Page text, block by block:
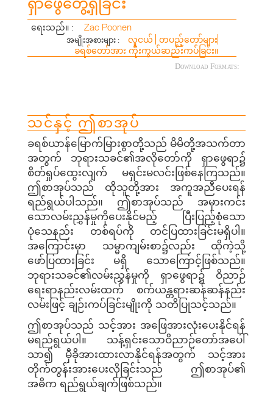
ရှာဖွေတွေ့ရှိခြင်း
ရေးသည်။ : Zac Poonen
အမျိုးအစားများ : လူငယ်
တပည့်တော်များ
ခရစ်တော်အား ကိုးကွယ်ဆည်းကပ်ခြင်း။
Download Formats:
သင်နှင့် ဤစာအုပ်
ခရစ်ယာန်မြောက်မြားစွာတို့သည် မိမိတို့အသက်တာ
အတွက် ဘုရားသခင်၏အလိုတော်ကို ရှာဖွေရာ၌
စိတ်ရှုပ်ထွေးလျက် မရှင်းမလင်းဖြစ်နေကြသည်။
ဤစာအုပ်သည် ထိုသူတို့အား အကူအညီပေးရန်
ရည်ရွယ်ပါသည်။ ဤစာအုပ်သည် အမှားကင်း
သောလမ်းညွှန်မှုကိုပေးနိုင်မည့် ပြီးပြည့်စုံသော
ပုံသေနည်း တစ်ရပ်ကို တင်ပြထားခြင်းမရှိပါ။
အကြောင်းမှာ သမ္မာကျမ်းစာ၌လည်း ထိုကဲ့သို့
ဖော်ပြထားခြင်း မရှိ သောကြောင့်ဖြစ်သည်။
ဘုရားသခင်၏လမ်းညွှန်မှုကို ရှာဖွေရာ၌ ဝိညာဉ်
ရေးရာနည်းလမ်းထက် စက်ယန္တရားဆန်ဆန်နည်း
လမ်းဖြင့် ချဉ်းကပ်ခြင်းမျိုးကို သတိပြုသင့်သည်။
ဤစာအုပ်သည် သင့်အား အဖြေအားလုံးပေးနိုင်ရန်
မရည်ရွယ်ပါ။ သန့်ရှင်းသောဝိညာဉ်တော်အပေါ်
သာ၍ မှီခိုအားထားလာနိုင်ရန်အတွက် သင့်အား
တိုက်တွန်းအားပေးလိုခြင်းသည် ဤစာအုပ်၏
အဓိက ရည်ရွယ်ချက်ဖြစ်သည်။